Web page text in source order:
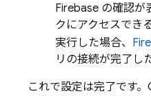
Firebase の確認が
クにアクセスでき
実行した場合、
リの接続が完了し
これで設定は完了です